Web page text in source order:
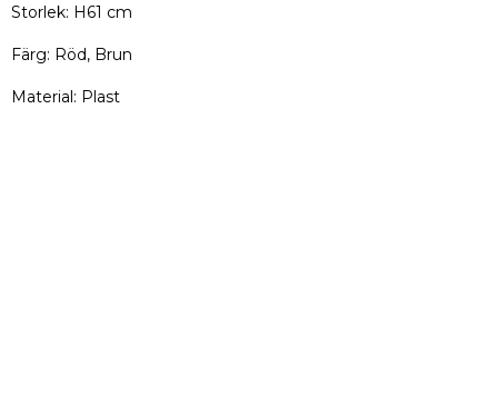
Storlek: H61 cm
Färg: Röd, Brun
Material: Plast